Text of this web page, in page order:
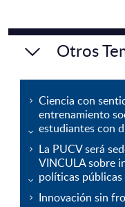
Otros
Ciencia con
entrenamiento
estudiantes con
La PUCV será
VINCULA sobre
políticas públicas
Innovación sin